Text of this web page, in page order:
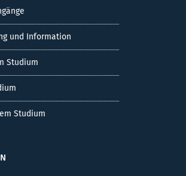
und Information
Studium
Studium